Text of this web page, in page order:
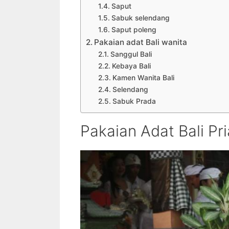
Saput
Sabuk selendang
Saput poleng
Pakaian adat Bali wanita
Sanggul Bali
Kebaya Bali
Kamen Wanita Bali
Selendang
Sabuk Prada
Pakaian Adat Bali